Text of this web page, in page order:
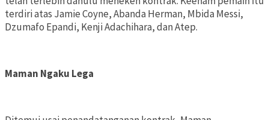
terdiri atas Jamie Coyne, Abanda Herman, Mbida Messi,
Dzumafo Epandi, Kenji Adachihara, dan Atep.
Maman Ngaku Lega